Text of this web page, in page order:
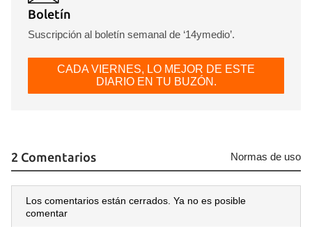
Boletín
Suscripción al boletín semanal de ‘14ymedio’.
CADA VIERNES, LO MEJOR DE ESTE
DIARIO EN TU BUZÓN.
2 Comentarios Normas de uso
Los comentarios están cerrados. Ya no es posible
comentar